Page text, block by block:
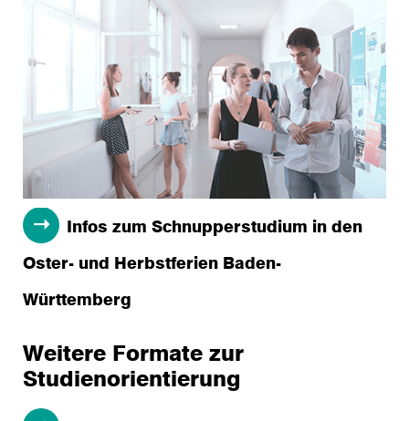
Infos zum Schnupperstudium in den
Oster- und Herbstferien Baden-
Württemberg
Weitere Formate zur
Studienorientierung